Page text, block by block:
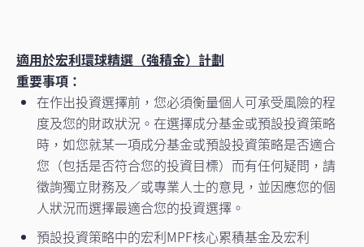
適用於宏利環球精選（強積金）計劃
重要事項：
在作出投資選擇前，您必須衡量個人可承受風險的程
度及您的財政狀況。在選擇成分基金或預設投資策略
時，如您就某一項成分基金或預設投資策略是否適合
您（包括是否符合您的投資目標）而有任何疑問，請
徵詢獨立財務及／或專業人士的意見，並因應您的個
人狀況而選擇最適合您的投資選擇。
預設投資策略中的宏利MPF核心累積基金及宏利